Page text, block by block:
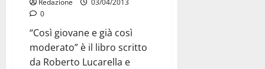
Redazione
03/04/2013
0
“Così giovane e già così
moderato” è il libro scritto
da Roberto Lucarella e